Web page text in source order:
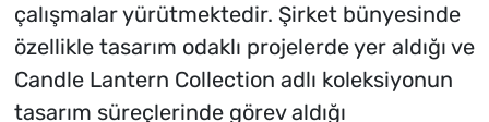
çalışmalar yürütmektedir. Şirket bünyesinde
özellikle tasarım odaklı projelerde yer aldığı ve
Candle Lantern Collection adlı koleksiyonun
tasarım süreçlerinde görev aldığı